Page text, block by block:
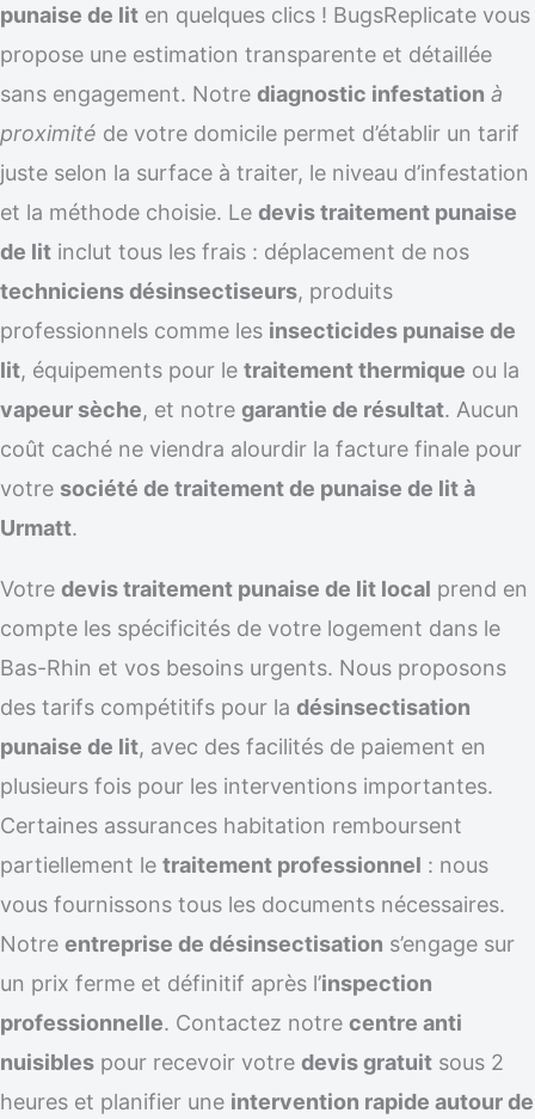
punaise de lit en quelques clics ! BugsReplicate vous
propose une estimation transparente et détaillée
sans engagement. Notre diagnostic infestation à
proximité de votre domicile permet d’établir un tarif
juste selon la surface à traiter, le niveau d’infestation
et la méthode choisie. Le devis traitement punaise
de lit inclut tous les frais : déplacement de nos
techniciens désinsectiseurs, produits
professionnels comme les insecticides punaise de
lit, équipements pour le traitement thermique ou la
vapeur sèche, et notre garantie de résultat. Aucun
coût caché ne viendra alourdir la facture finale pour
votre société de traitement de punaise de lit à
Urmatt.
Votre devis traitement punaise de lit local prend en
compte les spécificités de votre logement dans le
Bas-Rhin et vos besoins urgents. Nous proposons
des tarifs compétitifs pour la désinsectisation
punaise de lit, avec des facilités de paiement en
plusieurs fois pour les interventions importantes.
Certaines assurances habitation remboursent
partiellement le traitement professionnel : nous
vous fournissons tous les documents nécessaires.
Notre entreprise de désinsectisation s’engage sur
un prix ferme et définitif après l’inspection
professionnelle. Contactez notre centre anti
nuisibles pour recevoir votre devis gratuit sous 2
heures et planifier une intervention rapide autour de